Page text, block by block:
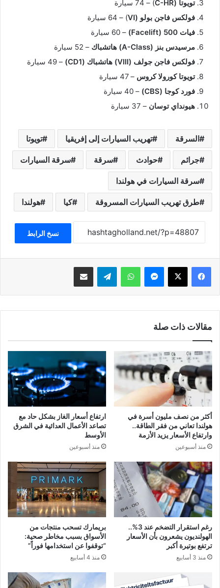
تويوتا (C-HR
) – 74 سيارة
فولكس فاجن بولو (VI
) – 64 سيارة
فيات 500 (Facelift)
– 60 سيارة
مرسيدس بنز (A-Class) هاتشباك
– 52 سيارة
فولكس فاجن جولف (VIII) هاتشباك (CD1)
– 49 سيارة
تويوتا كورولا كروس – 47 سيارة
فورد كوجا (CBS)
– 40 سيارة
هيونداي توسان – 37 سيارة
السرقة تهريب السيارات إلى إفريقيا تويوتا
جرائم حوادث سرقة سرقة السيارات
سرقة السيارات في هولندا
طرق تهريب السيارات المسروقة كيا هولندا
نسخ الرابط
فيسبوك ‫X ماسنجر واتساب تيلقرام مشاركة عبر البريد
مقالات ذات صلة
أكثر من نصف مليون أسرة في
هولندا تعاني من فقر الطاقة..
وارتفاع الأسعار يزيد الأزمة
منذ أسبوعين
ارتفاع أسعار الغاز بشكل حاد مع
تصاعد الأعمال العدائية في الشرق
الأوسط
منذ أسبوعين
رغم استقرار التضخم عند 3%..
الهولنديون يشعرون بأن الأسعار
ترتفع بوتيرة أكبر
منذ 3 أسابيع
بريمارك تسحب منتجات من
الأسواق بسبب مخاطر صحية:
“توقفوا عن استخدامها فوراً”
منذ 4 أسابيع